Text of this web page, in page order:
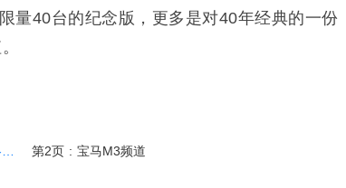
量40台的纪念版，更多是对40年经典的一份
第2页 : 宝马M3频道